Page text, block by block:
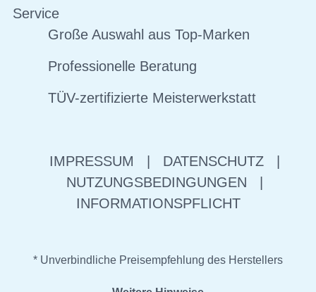
Service
Große Auswahl aus Top-Marken
Professionelle Beratung
TÜV-zertifizierte Meisterwerkstatt
IMPRESSUM DATENSCHUTZ
NUTZUNGSBEDINGUNGEN
INFORMATIONSPFLICHT
* Unverbindliche Preisempfehlung des Herstellers